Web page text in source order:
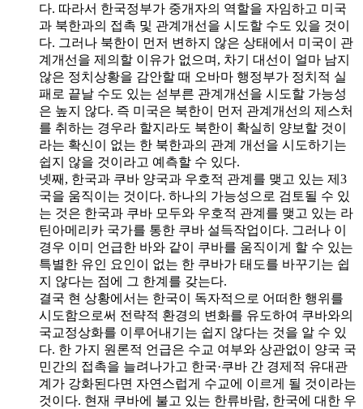
다. 따라서 한국정부가 중개자의 역할을 자임하고 미국
과 북한과의 접촉 및 관계개선을 시도할 수도 있을 것이
다. 그러나 북한이 먼저 변하지 않은 상태에서 미국이 관
계개선을 제의할 이유가 없으며, 차기 대선이 얼마 남지
않은 정치상황을 감안할 때 오바마 행정부가 정치적 실
패로 끝날 수도 있는 섣부른 관계개선을 시도할 가능성
은 높지 않다. 즉 미국은 북한이 먼저 관계개선의 제스처
를 취하는 경우라 할지라도 북한이 확실히 양보할 것이
라는 확신이 없는 한 북한과의 관계 개선을 시도하기는
쉽지 않을 것이라고 예측할 수 있다.
넷째, 한국과 쿠바 양국과 우호적 관계를 맺고 있는 제3
국을 움직이는 것이다. 하나의 가능성으로 검토될 수 있
는 것은 한국과 쿠바 모두와 우호적 관계를 맺고 있는 라
틴아메리카 국가를 통한 쿠바 설득작업이다. 그러나 이
경우 이미 언급한 바와 같이 쿠바를 움직이게 할 수 있는
특별한 유인 요인이 없는 한 쿠바가 태도를 바꾸기는 쉽
지 않다는 점에 그 한계를 갖는다.
결국 현 상황에서는 한국이 독자적으로 어떠한 행위를
시도함으로써 전략적 환경의 변화를 유도하여 쿠바와의
국교정상화를 이루어내기는 쉽지 않다는 것을 알 수 있
다. 한 가지 원론적 언급은 수교 여부와 상관없이 양국 국
민간의 접촉을 늘려나가고 한국·쿠바 간 경제적 유대관
계가 강화된다면 자연스럽게 수교에 이르게 될 것이라는
것이다. 현재 쿠바에 불고 있는 한류바람, 한국에 대한 우